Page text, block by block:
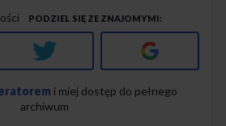
PODZIEL SIĘ ZE ZNAJOMYMI
Twitter Google+
i miej dostęp do pełnego
archiwum